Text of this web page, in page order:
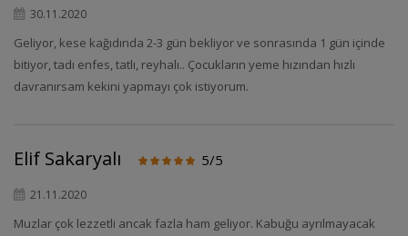
30.11.2020
Geliyor, kese kağıdında 2-3 gün bekliyor ve sonrasında 1 gün içinde
bitiyor, tadı enfes, tatlı, reyhalı.. Çocukların yeme hızından hızlı
davranırsam kekini yapmayı çok istiyorum.
Elif Sakaryalı 5/5
21.11.2020
Muzlar çok lezzetli ancak fazla ham geliyor. Kabuğu ayrılmayacak